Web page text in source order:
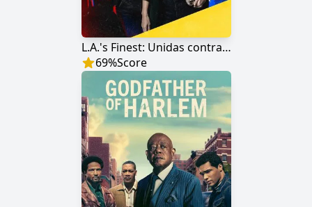
L.A.'s Finest: Unidas contra o Crime
69%Score